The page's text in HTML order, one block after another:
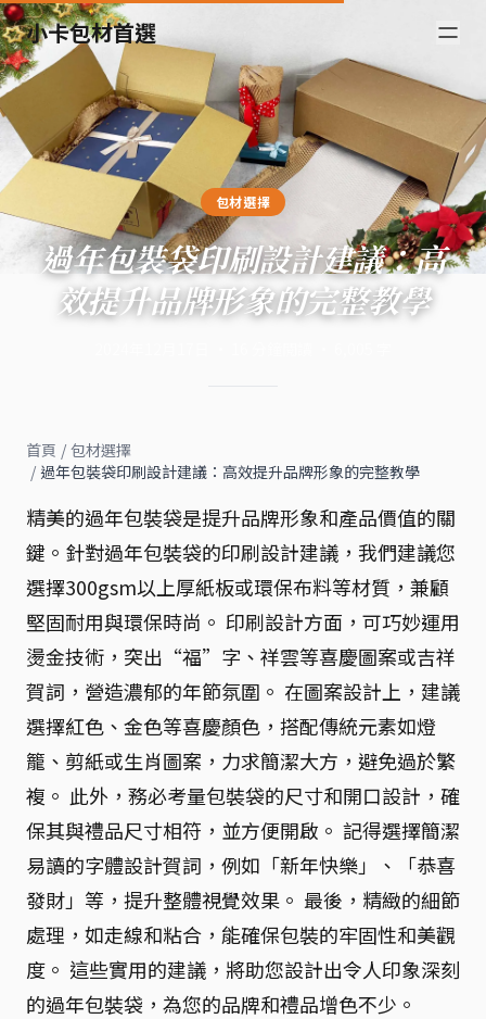
小卡包材首選
包材選擇
過年包裝袋印刷設計建議：高
效提升品牌形象的完整教學
首頁 / 包材選擇
/ 過年包裝袋印刷設計建議：高效提升品牌形象的完整教學
精美的過年包裝袋是提升品牌形象和產品價值的關
鍵。針對過年包裝袋的印刷設計建議，我們建議您
選擇300gsm以上厚紙板或環保布料等材質，兼顧
堅固耐用與環保時尚。 印刷設計方面，可巧妙運用
燙金技術，突出“福”字、祥雲等喜慶圖案或吉祥
賀詞，營造濃郁的年節氛圍。 在圖案設計上，建議
選擇紅色、金色等喜慶顏色，搭配傳統元素如燈
籠、剪紙或生肖圖案，力求簡潔大方，避免過於繁
複。 此外，務必考量包裝袋的尺寸和開口設計，確
保其與禮品尺寸相符，並方便開啟。 記得選擇簡潔
易讀的字體設計賀詞，例如「新年快樂」、「恭喜
發財」等，提升整體視覺效果。 最後，精緻的細節
處理，如走線和粘合，能確保包裝的牢固性和美觀
度。 這些實用的建議，將助您設計出令人印象深刻
的過年包裝袋，為您的品牌和禮品增色不少。